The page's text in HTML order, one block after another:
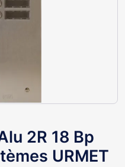
2R 18 Bp
URMET